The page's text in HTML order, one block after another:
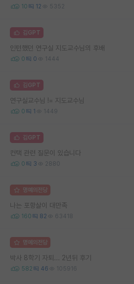
10 12 5352
김GPT
인턴했던 연구실 지도교수님의 후배
0 0 1444
김GPT
연구실교수님 != 지도교수님
0 1 1449
김GPT
컨택 관련 질문이 있습니다
0 3 2880
명예의전당
나는 포항살이 대만족
160 82 63418
명예의전당
박사 8학기 자퇴... 2년뒤 후기
582 46 105916